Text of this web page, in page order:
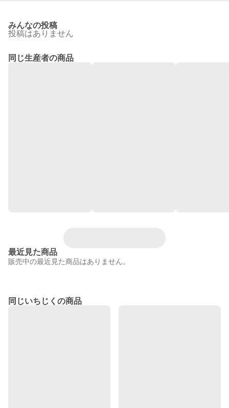
みんなの投稿
投稿はありません
同じ生産者の商品
最近見た商品
販売中の最近見た商品はありません。
同じいちじくの商品